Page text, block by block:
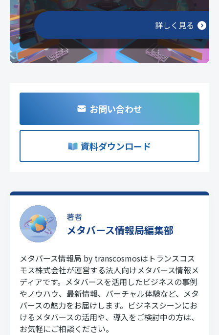
詳しく見る
お問い合わせ
資料ダウンロード
著者
メタバース情報局編集部
メタバース情報局 by transcosmosはトランスコス
モス株式会社が運営する法人向けメタバース情報メ
ディアです。メタバースを活用したビジネスの事例
やノウハウ、最新情報、バーチャル体験など、メタ
バースの魅力をお届けします。ビジネスシーンにお
けるメタバースの活用や、導入をご検討中の方は、
お気軽にご相談ください。